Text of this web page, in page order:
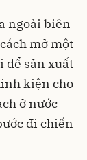
ngoài biên
mở một
để sản xuất
kiện cho
ở nước
đi chiến